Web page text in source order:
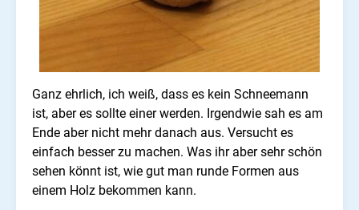
Ganz ehrlich, ich weiß, dass es kein Schneemann
ist, aber es sollte einer werden. Irgendwie sah es am
Ende aber nicht mehr danach aus. Versucht es
einfach besser zu machen. Was ihr aber sehr schön
sehen könnt ist, wie gut man runde Formen aus
einem Holz bekommen kann.